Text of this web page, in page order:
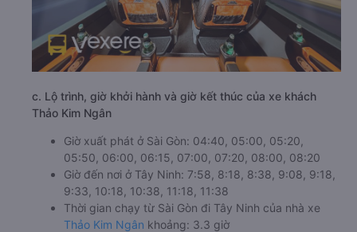
c. Lộ trình, giờ khởi hành và giờ kết thúc của xe khách
Thảo Kim Ngân
Giờ xuất phát ở Sài Gòn: 04:40, 05:00, 05:20,
05:50, 06:00, 06:15, 07:00, 07:20, 08:00, 08:20
Giờ đến nơi ở Tây Ninh: 7:58, 8:18, 8:38, 9:08, 9:18,
9:33, 10:18, 10:38, 11:18, 11:38
Thời gian chạy từ Sài Gòn đi Tây Ninh của nhà xe
Thảo Kim Ngân khoảng: 3.3 giờ